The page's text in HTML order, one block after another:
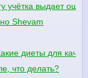
учётка выдает
Shevam
диеты для
что делать?